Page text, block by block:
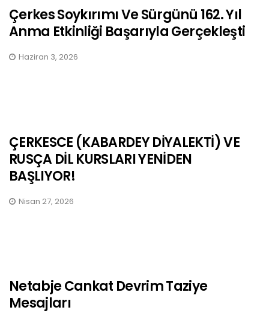
Çerkes Soykırımı Ve Sürgünü 162. Yıl
Anma Etkinliği Başarıyla Gerçekleşti
Haziran 3, 2026
ÇERKESCE (KABARDEY DİYALEKTİ) VE
RUSÇA DİL KURSLARI YENİDEN
BAŞLIYOR!
Nisan 27, 2026
Netabje Cankat Devrim Taziye
Mesajları